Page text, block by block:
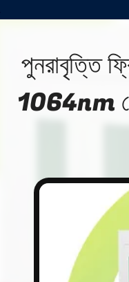
পুনরাবৃত্তি
1064nm